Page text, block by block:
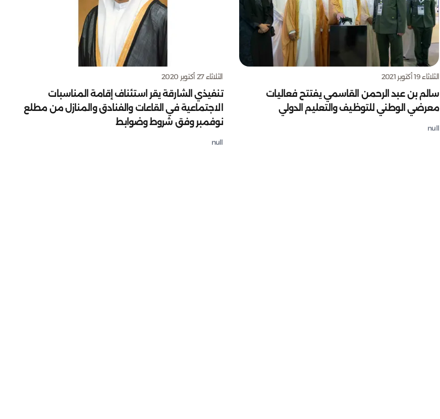
الثلاثاء 19 أكتوبر 2021
سالم بن عبد الرحمن القاسمي يفتتح فعاليات
معرضي الوطني للتوظيف والتعليم الدولي
null
الثلاثاء 27 أكتوبر 2020
تنفيذي الشارقة يقر استئناف إقامة المناسبات
الاجتماعية في القاعات والفنادق والمنازل من مطلع
نوفمبر وفق شروط وضوابط
null